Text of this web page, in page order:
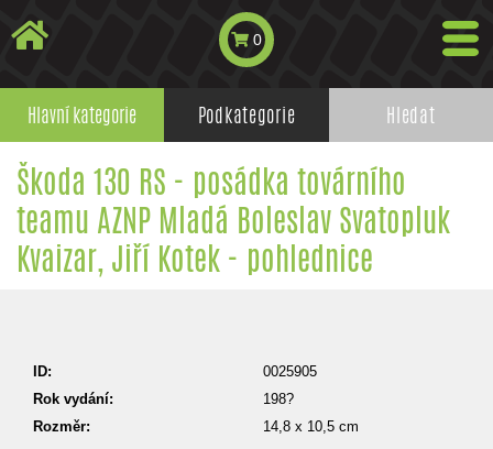
0
Hlavní kategorie Podkategorie Hledat
Škoda 130 RS - posádka továrního
teamu AZNP Mladá Boleslav Svatopluk
Kvaizar, Jiří Kotek - pohlednice
ID:
0025905
Rok vydání:
198?
Rozměr:
14,8 x 10,5 cm